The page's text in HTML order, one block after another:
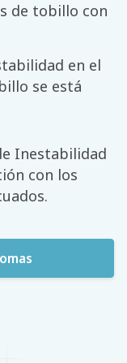
de tobillo con
en el
se está
Inestabilidad
con los